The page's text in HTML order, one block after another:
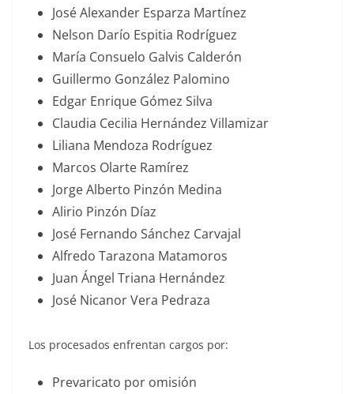
José Alexander Esparza Martínez
Nelson Darío Espitia Rodríguez
María Consuelo Galvis Calderón
Guillermo González Palomino
Edgar Enrique Gómez Silva
Claudia Cecilia Hernández Villamizar
Liliana Mendoza Rodríguez
Marcos Olarte Ramírez
Jorge Alberto Pinzón Medina
Alirio Pinzón Díaz
José Fernando Sánchez Carvajal
Alfredo Tarazona Matamoros
Juan Ángel Triana Hernández
José Nicanor Vera Pedraza
Los procesados enfrentan cargos por:
Prevaricato por omisión